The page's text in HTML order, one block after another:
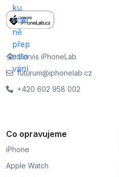
Servis iPhoneLab
futurum@iphonelab.cz
+420 602 958 002
Co opravujeme
iPhone
Apple Watch